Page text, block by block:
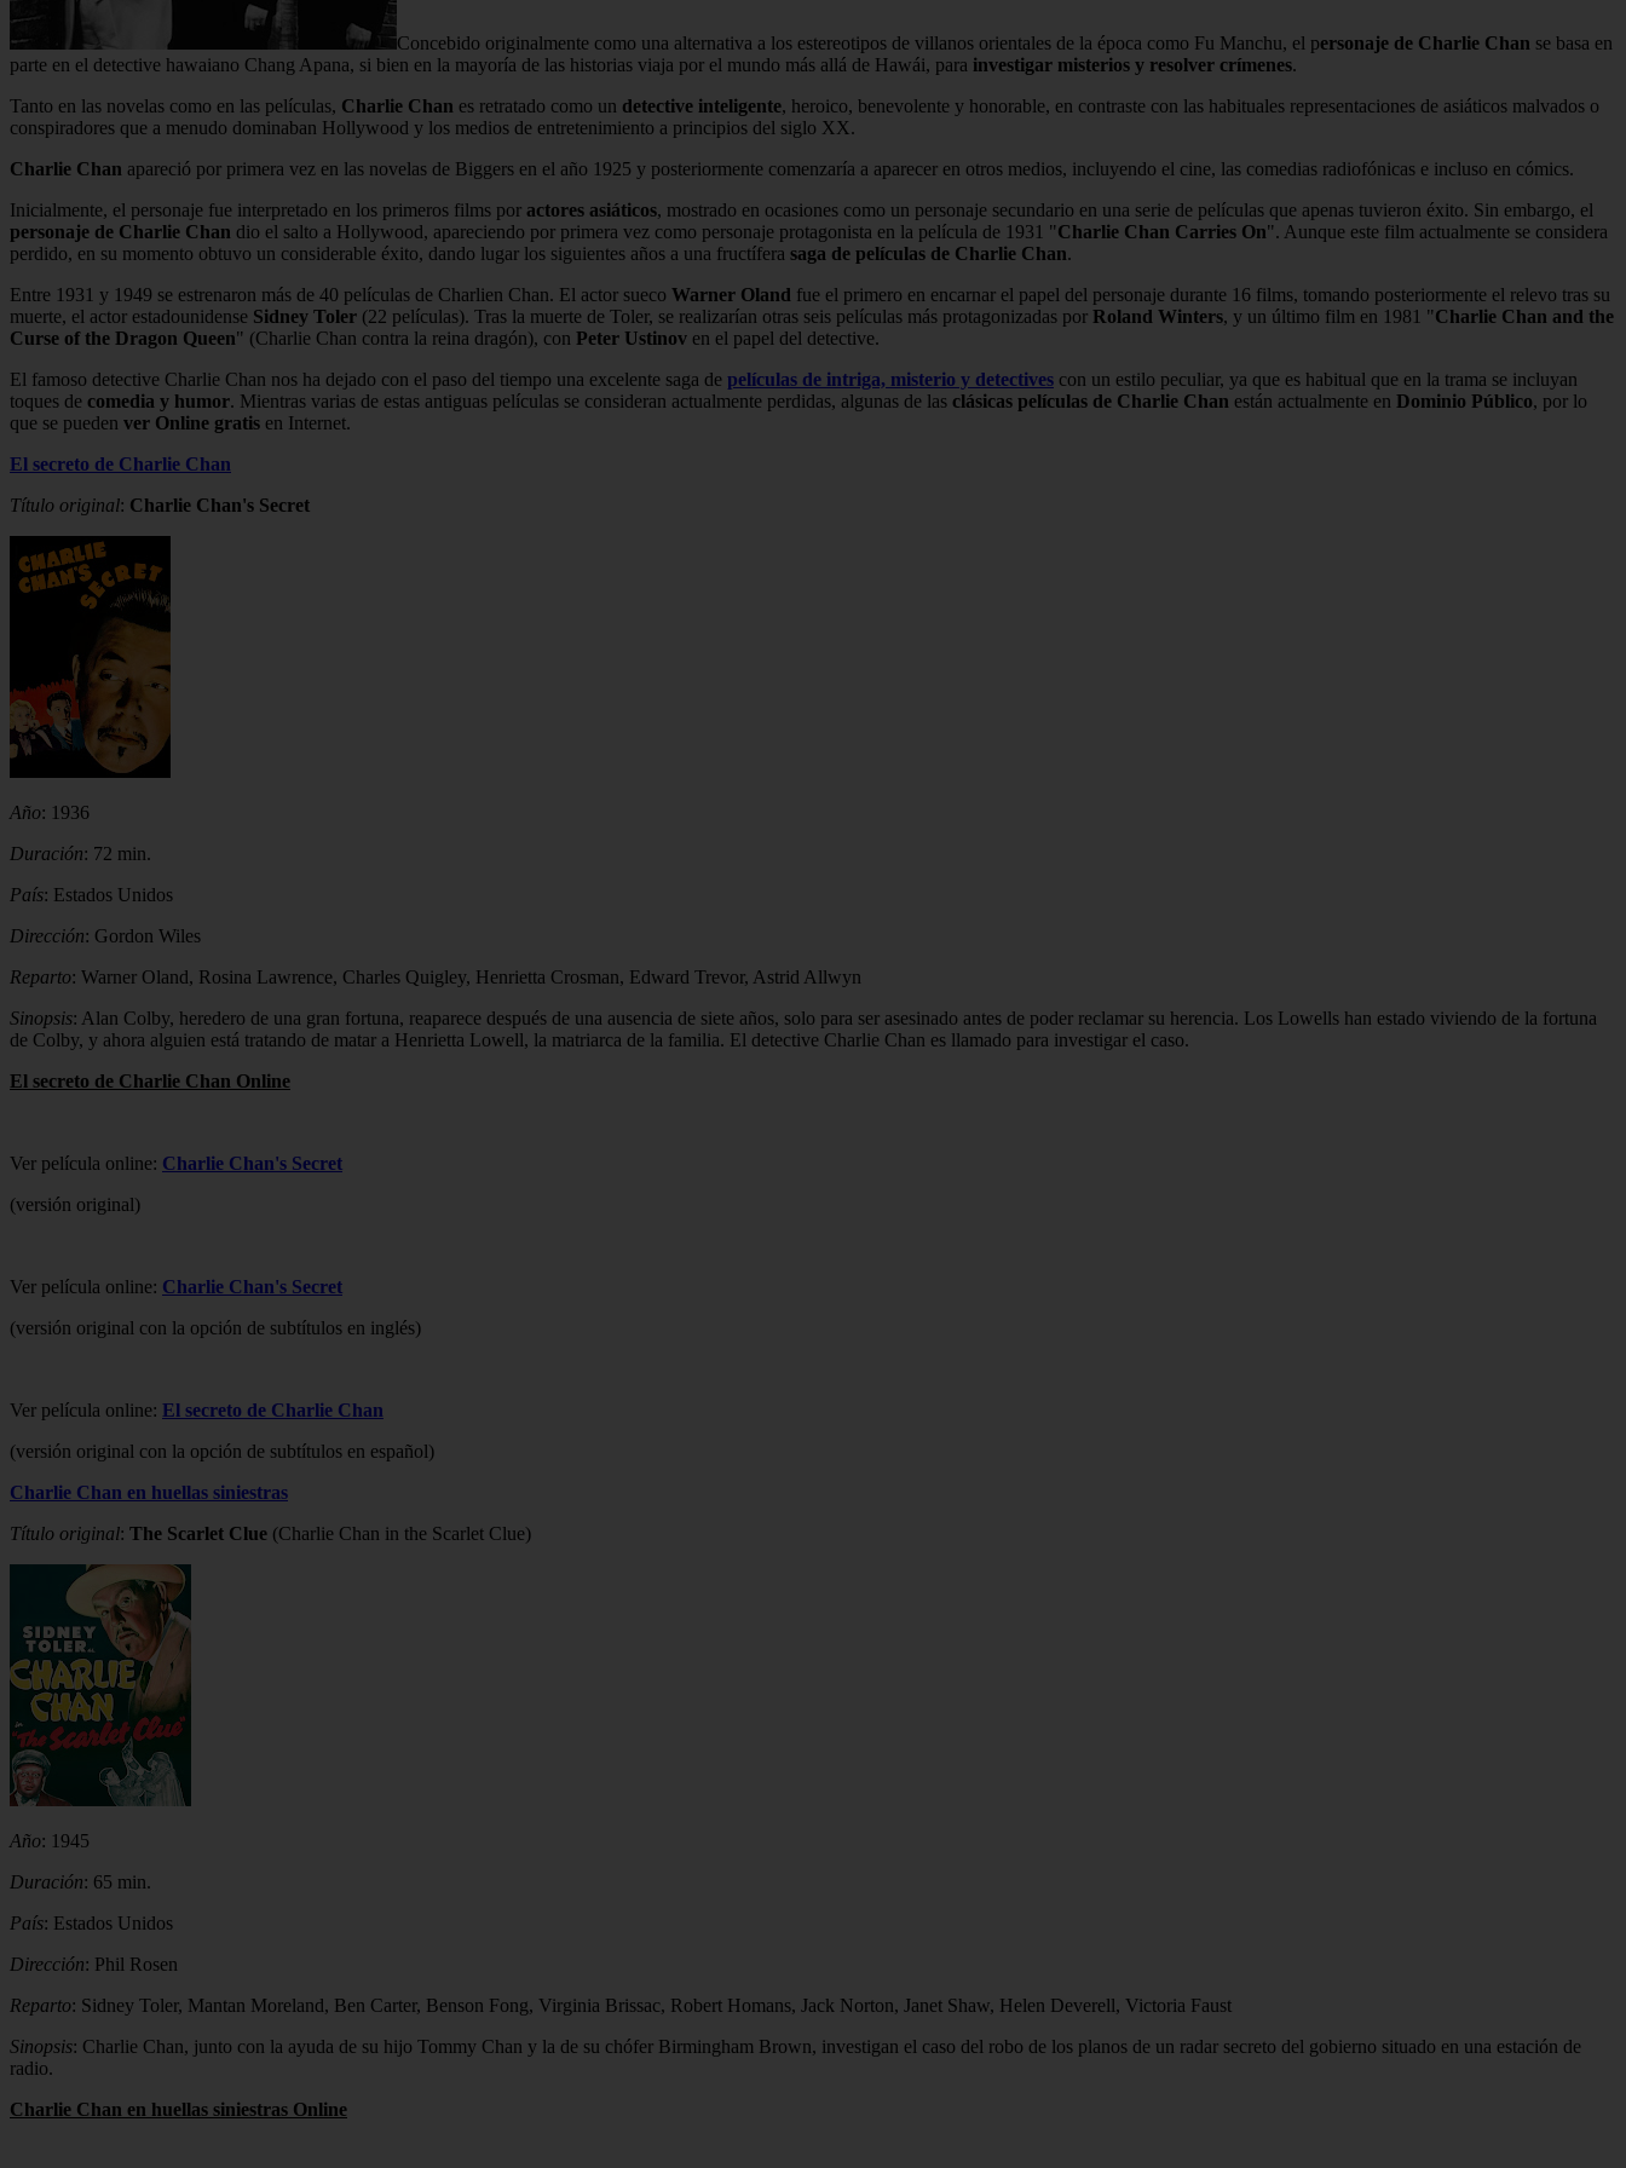
Concebido originalmente como una alternativa a los estereotipos de villanos orientales de la época como Fu Manchu, el personaje de Charlie Chan se basa en
parte en el detective hawaiano Chang Apana, si bien en la mayoría de las historias viaja por el mundo más allá de Hawái, para investigar misterios y resolver crímenes.
Tanto en las novelas como en las películas, Charlie Chan es retratado como un detective inteligente, heroico, benevolente y honorable, en contraste con las habituales representaciones de asiáticos malvados o
conspiradores que a menudo dominaban Hollywood y los medios de entretenimiento a principios del siglo XX.
Charlie Chan apareció por primera vez en las novelas de Biggers en el año 1925 y posteriormente comenzaría a aparecer en otros medios, incluyendo el cine, las comedias radiofónicas e incluso en cómics.
Inicialmente, el personaje fue interpretado en los primeros films por actores asiáticos, mostrado en ocasiones como un personaje secundario en una serie de películas que apenas tuvieron éxito. Sin embargo, el
personaje de Charlie Chan dio el salto a Hollywood, apareciendo por primera vez como personaje protagonista en la película de 1931 "Charlie Chan Carries On". Aunque este film actualmente se considera
perdido, en su momento obtuvo un considerable éxito, dando lugar los siguientes años a una fructífera saga de películas de Charlie Chan.
Entre 1931 y 1949 se estrenaron más de 40 películas de Charlien Chan. El actor sueco Warner Oland fue el primero en encarnar el papel del personaje durante 16 films, tomando posteriormente el relevo tras su
muerte, el actor estadounidense Sidney Toler (22 películas). Tras la muerte de Toler, se realizarían otras seis películas más protagonizadas por Roland Winters, y un último film en 1981 "Charlie Chan and the
Curse of the Dragon Queen" (Charlie Chan contra la reina dragón), con Peter Ustinov en el papel del detective.
El famoso detective Charlie Chan nos ha dejado con el paso del tiempo una excelente saga de películas de intriga, misterio y detectives con un estilo peculiar, ya que es habitual que en la trama se incluyan
toques de comedia y humor. Mientras varias de estas antiguas películas se consideran actualmente perdidas, algunas de las clásicas películas de Charlie Chan están actualmente en Dominio Público, por lo
que se pueden ver Online gratis en Internet.
El secreto de Charlie Chan
Título original: Charlie Chan's Secret
Año: 1936
Duración: 72 min.
País: Estados Unidos
Dirección: Gordon Wiles
Reparto: Warner Oland, Rosina Lawrence, Charles Quigley, Henrietta Crosman, Edward Trevor, Astrid Allwyn
Sinopsis: Alan Colby, heredero de una gran fortuna, reaparece después de una ausencia de siete años, solo para ser asesinado antes de poder reclamar su herencia. Los Lowells han estado viviendo de la fortuna
de Colby, y ahora alguien está tratando de matar a Henrietta Lowell, la matriarca de la familia. El detective Charlie Chan es llamado para investigar el caso.
El secreto de Charlie Chan Online
Ver película online: Charlie Chan's Secret
(versión original)
Ver película online: Charlie Chan's Secret
(versión original con la opción de subtítulos en inglés)
Ver película online: El secreto de Charlie Chan
(versión original con la opción de subtítulos en español)
Charlie Chan en huellas siniestras
Título original: The Scarlet Clue (Charlie Chan in the Scarlet Clue)
Año: 1945
Duración: 65 min.
País: Estados Unidos
Dirección: Phil Rosen
Reparto: Sidney Toler, Mantan Moreland, Ben Carter, Benson Fong, Virginia Brissac, Robert Homans, Jack Norton, Janet Shaw, Helen Deverell, Victoria Faust
Sinopsis: Charlie Chan, junto con la ayuda de su hijo Tommy Chan y la de su chófer Birmingham Brown, investigan el caso del robo de los planos de un radar secreto del gobierno situado en una estación de
radio.
Charlie Chan en huellas siniestras Online